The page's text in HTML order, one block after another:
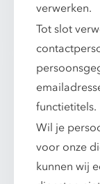
verwerken.
Tot slot
functietitels.
Wil je
voor onze
kunnen wij